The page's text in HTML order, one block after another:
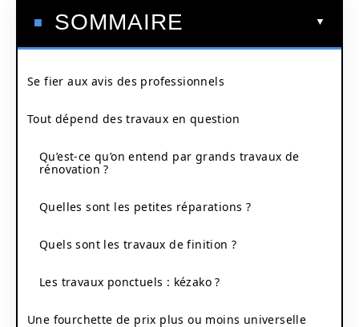
SOMMAIRE
Se fier aux avis des professionnels
Tout dépend des travaux en question
Qu’est-ce qu’on entend par grands travaux de
rénovation ?
Quelles sont les petites réparations ?
Quels sont les travaux de finition ?
Les travaux ponctuels : kézako ?
Une fourchette de prix plus ou moins universelle